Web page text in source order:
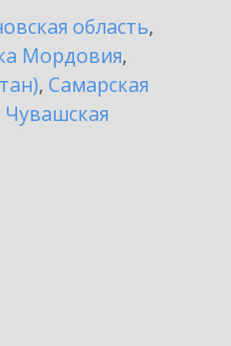
область,
Мордовия,
, Самарская
Чувашская